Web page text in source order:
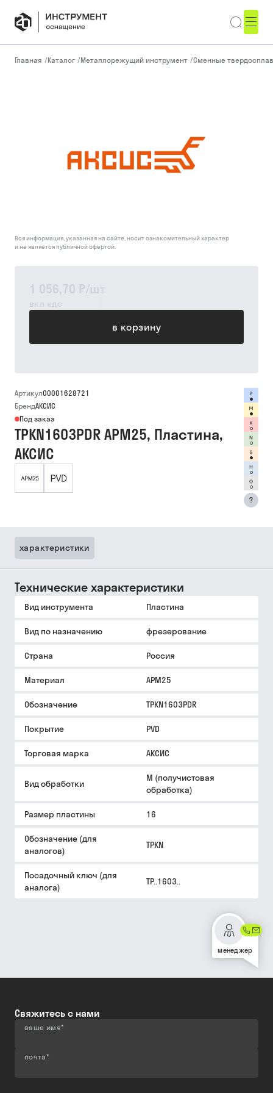
Главная /Каталог /Металлорежущий инструмент /Сменные
1 056,70 ₽/шт
вкл ндс
в корзину
Вся информация, указанная на сайте, носит ознакомительный характер
и не является публичной офертой.
Артикул00001628721
БрендАКСИС
Под заказ
TPKN1603PDR APM25, Пластина,
АКСИС
?
характеристики
Технические характеристики
Вид инструмента Пластина
Вид по назначению фрезерование
Страна Россия
Материал APM25
Обозначение TPKN1603PDR
Покрытие PVD
Торговая марка АКСИС
Вид обработки
M (получистовая
обработка)
Размер пластины 16
Обозначение (для
аналогов)
TPKN
Посадочный ключ (для
аналога)
TP..1603..
менеджер
Свяжитесь с нами
ваше имя*
почта*